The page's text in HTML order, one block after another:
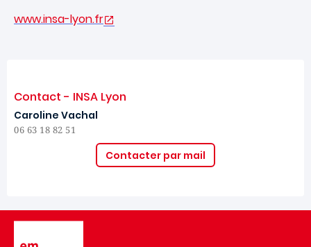
www.insa-lyon.fr
Contact - INSA Lyon
Caroline Vachal
06 63 18 82 51
Contacter par mail